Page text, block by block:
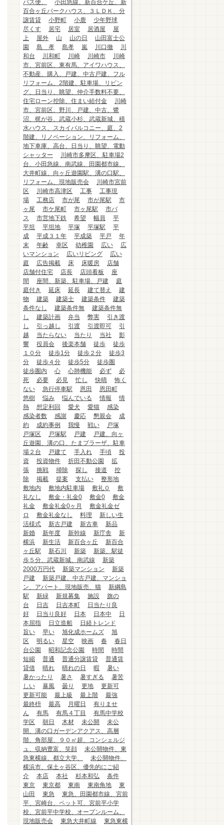
バス便、
小田急線、新百合ケ丘、新
百合ヶ丘パークハウス、３ＬＤＫ、分
譲賃貸
小野町 小鹿
少年野球
尽くす
居宅 居室 居酒屋
屋
上
屋外 山 山の日
山田富士公
園
島 孝 島孝 嵐 川口徹
川
和台
川和町 川崎 川崎市
川崎
市、宮前区、東有馬、アイワハウス、
不動産、購入、戸建、中古戸建、フル
リフォーム、2階建、駐車場、リビン
グ、日当り、眺望、仲介手数料不要、
住宅ローン控除、住まい給付金
川崎
市、宮前区、野川、戸建、中古、鷺
沼、梶が谷、武蔵小杉、武蔵新城、積
水ハウス、スカイバルコニー、庭、2
階建、リノベーション、リフォーム、
地下車庫、高台、日当り、眺望、電動
シャッター
川崎市多摩区、駐車場2
台、小田急線、南武線、田園都市線、
大井町線、向ヶ丘遊園駅、溝の口駅、
リフォーム、現地販売会
川崎市宮前
区
川崎市高津区 工事
工事現
場
工務店 市が尾 市が尾駅
市
ヶ尾
市ケ尾町 市ヶ尾駅
市バ
ス
市営地下鉄 希望 幅員
平
平坦
平坦地 平塚 平塚駅
平
成
平成３１年 平成築 平戸
年
末
年齢 幸区 幼稚園 広い
広
いマンション
広いリビング
広い
庭
広告掲載 床 床暖房
店舗
店舗付住宅
店長 店頭看板
座
間
座間、新築、駐車場、戸建
庭
庭付き
延床 延長 建て替え
建
物
建築 建築士 建築条件
建築
条件なし
建築条件無
建築条件無
し
建築計画 弁当 弊害
引き渡
し
引っ越し 引渡 引渡即可
引
越
当たらない 当たり 当社
影
響
役員会 後楽本舗 徒歩
徒歩
１０分
徒歩1分 徒歩２分
徒歩3
分
徒歩４分 徒歩5分
徒歩圏
徒歩圏内
心 心肺機能 必ず
必
死
必要 必見 忙し 快晴
怖く
ない
急行停車駅 恩田
恩田町
悠樹
悩み 悩んでいる 情報
情
熱
想定利回 愛犬 愛猫
感染
感染者数
感謝 慶応 懇親会
成
約
成約事例 我慢 戦い
戸塚
戸塚区
戸塚駅 戸建
戸建、向ヶ
丘遊園、溝の口、たまプラーザ、駐車
場２台
戸建て 手入れ 手頃
投
資
投資物件 折田不動公園
拡
張
挑戦 掃除 探し 接道
控
除
掲載 提案 支払い
整形地
敷地内
敷地内駐車場 敷礼０
敷
礼なし
敷金・礼金0 敷金0
敷金
礼金
敷金礼金0ヶ月
敷金礼金ゼ
ロ
敷金礼金なし 料理
新しい生
活様式
新古戸建 新古車
新品
新婚
新年度 新幹線 新庁舎
新
横浜
新生活 新百合ヶ丘
新百合
ヶ丘駅
新石川 新築
新築、駅徒
歩５分、武蔵新城、南武線
新築
2000万円代
新築マンション
新築
戸建
新築戸建、中古戸建、マンショ
ン、アパート、現地販売、猫
新綱島
駅
新緑 新規募集 施設
旗の
台
日吉 日吉本町
日当たり良
好
日当り良好 日本 日本中
日
本屈指
日立造船
日経トレンド
旨い
早い 旭化成ホームズ
旭
区
明るい 星空 映画 春
春日
台公園
昭和記念公園 時間
時間
短縮
普通 普通分譲賃貸
普通賃
貸借
晴れ 晴れの日 暇
暑い
暑かったり
暑さ 暑すぎる
暑苦
しい
暴風 曇り 更地
更新可
更新可能
最上級 最上階
最強
最終枡
最高 月曜日
有りませ
ん
有馬 有馬４丁目
有馬中学校
学区
朝日 木材 未公開
未公
開、溝の口ガーデンアクアス、高層
階、角部屋、９０㎡超、コンシェルジ
ュ、収納豊富、笑顔
未公開物件、東
急東横線、都立大学、
未公開物件、
横浜市、保土ヶ谷区、優先的にご紹
介
本店 本社 杉本和弘
条件
東京
東京都 東南 東南角地
東
山田
東急
東急、田園都市線、宮前
平、宮崎台、ペット可、宮前平小学
校、宮前平中学校、オープンルーム、
現地販売会
東急大井町線
東急東横